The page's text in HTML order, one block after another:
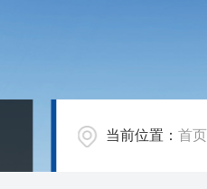
当前位置：首页